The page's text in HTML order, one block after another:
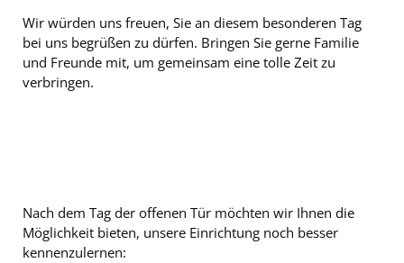
Wir würden uns freuen, Sie an diesem besonderen Tag
bei uns begrüßen zu dürfen. Bringen Sie gerne Familie
und Freunde mit, um gemeinsam eine tolle Zeit zu
verbringen.
Nach dem Tag der offenen Tür möchten wir Ihnen die
Möglichkeit bieten, unsere Einrichtung noch besser
kennenzulernen: